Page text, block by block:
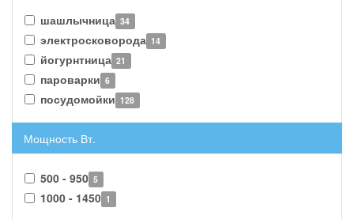
шашлычница 34
электросковорода 14
йогурнтница 21
пароварки 6
посудомойки 128
Мощность Вт.
500 - 950 5
1000 - 1450 1